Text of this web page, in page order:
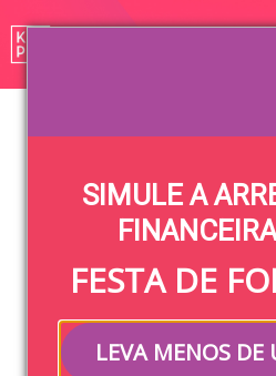
SIMULE A
FESTA DE
LEVA MENOS
Home»Blog»Vida Universitária
Dicas
máximo a